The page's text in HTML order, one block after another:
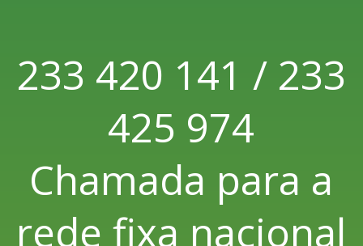
233 420 141 / 233
425 974
Chamada para a
rede fixa nacional